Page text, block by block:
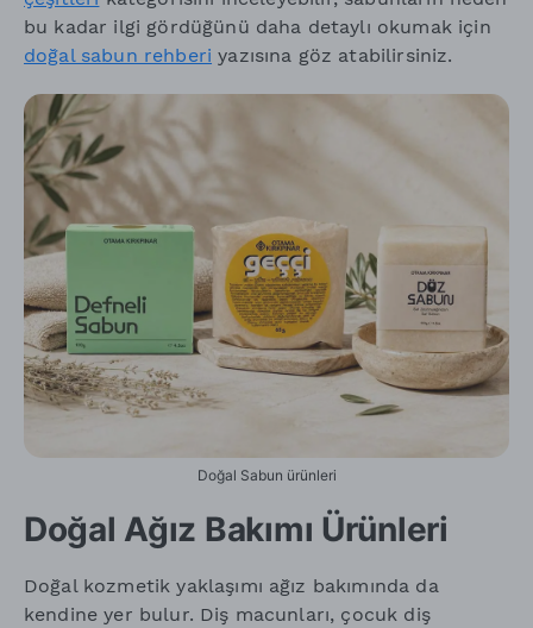
bu kadar ilgi gördüğünü daha detaylı okumak için
doğal sabun rehberi yazısına göz atabilirsiniz.
Doğal Sabun ürünleri
Doğal Ağız Bakımı Ürünleri
Doğal kozmetik yaklaşımı ağız bakımında da
kendine yer bulur. Diş macunları, çocuk diş